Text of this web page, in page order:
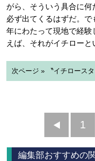
がら、そういう具合に
必ず出てくるはずだ。
年にわたって現地で経
えば、それがイチローと
次ページ » 〝イチロースタ
前
へ
1
編集部おすすめの